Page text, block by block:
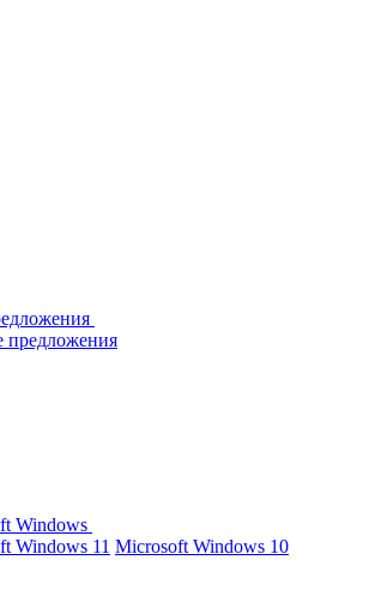
Windows
Windows 11 Microsoft Windows 10